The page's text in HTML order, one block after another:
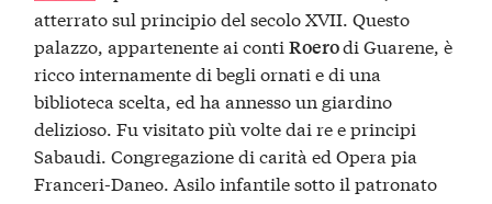
atterrato sul principio del secolo XVII. Questo
palazzo, appartenente ai contiRoerodi Guarene, è
ricco internamente di begli ornati e di una
biblioteca scelta, ed ha annesso un giardino
delizioso. Fu visitato più volte dai re e principi
Sabaudi. Congregazione di carità ed Opera pia
Franceri-Daneo. Asilo infantile sotto il patronato